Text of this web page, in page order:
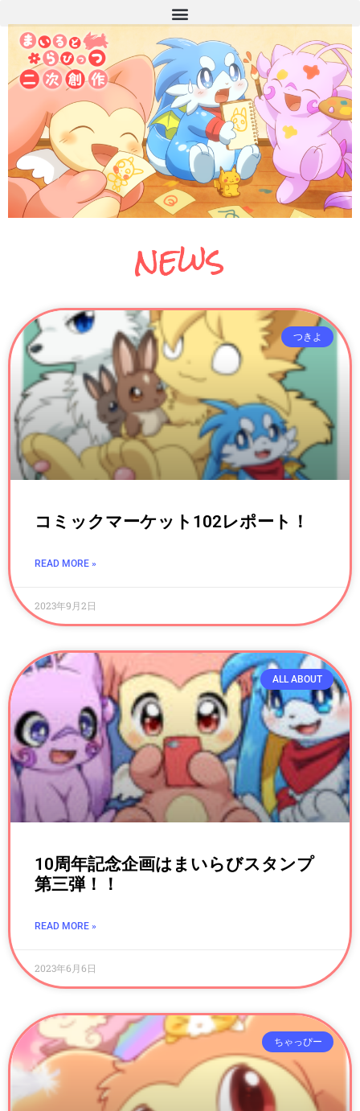
news
つきよ
コミックマーケット102レポート！
READ MORE »
2023年9月2日
ALL ABOUT
10周年記念企画はまいらびスタンプ
第三弾！！
READ MORE »
2023年6月6日
ちゃっぴー